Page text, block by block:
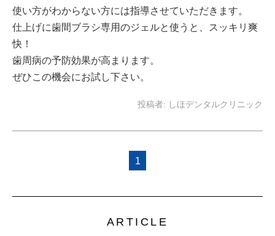
使い方がわからない方には指導させていただきます。
仕上げに歯間ブラシ専用のジェルと使うと、スッキリ爽
快！
歯周病の予防効果が高まります。
ぜひこの機会にお試し下さい。
投稿者: しほデンタルクリニック
1
ARTICLE